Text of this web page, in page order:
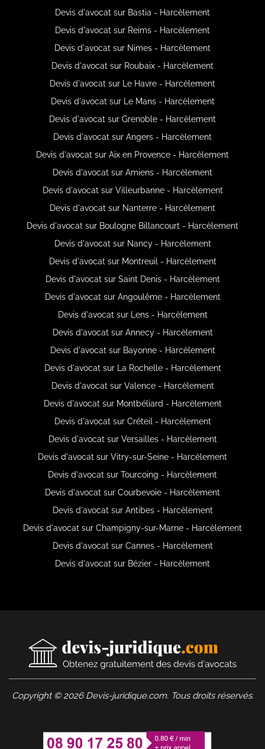
Devis d'avocat sur Bastia - Harcèlement
Devis d'avocat sur Reims - Harcèlement
Devis d'avocat sur Nimes - Harcèlement
Devis d'avocat sur Roubaix - Harcèlement
Devis d'avocat sur Le Havre - Harcèlement
Devis d'avocat sur Le Mans - Harcèlement
Devis d'avocat sur Grenoble - Harcèlement
Devis d'avocat sur Angers - Harcèlement
Devis d'avocat sur Aix en Provence - Harcèlement
Devis d'avocat sur Amiens - Harcèlement
Devis d'avocat sur Villeurbanne - Harcèlement
Devis d'avocat sur Nanterre - Harcèlement
Devis d'avocat sur Boulogne Billancourt - Harcèlement
Devis d'avocat sur Nancy - Harcèlement
Devis d'avocat sur Montreuil - Harcèlement
Devis d'avocat sur Saint Denis - Harcèlement
Devis d'avocat sur Angoulême - Harcèlement
Devis d'avocat sur Lens - Harcèlement
Devis d'avocat sur Annecy - Harcèlement
Devis d'avocat sur Bayonne - Harcèlement
Devis d'avocat sur La Rochelle - Harcèlement
Devis d'avocat sur Valence - Harcèlement
Devis d'avocat sur Montbéliard - Harcèlement
Devis d'avocat sur Créteil - Harcèlement
Devis d'avocat sur Versailles - Harcèlement
Devis d'avocat sur Vitry-sur-Seine - Harcèlement
Devis d'avocat sur Tourcoing - Harcèlement
Devis d'avocat sur Courbevoie - Harcèlement
Devis d'avocat sur Antibes - Harcèlement
Devis d'avocat sur Champigny-sur-Marne - Harcèlement
Devis d'avocat sur Cannes - Harcèlement
Devis d'avocat sur Bézier - Harcèlement
Copyright © 2026 Devis-juridique.com. Tous droits réservés.